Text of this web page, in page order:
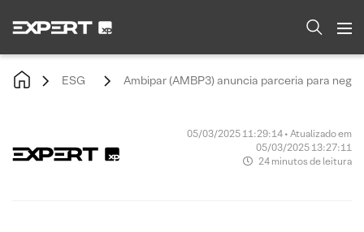
ESG Ambipar (AMBP3) anuncia parceria para
05/03/2025 11:29:14 • Atualizado em
05/03/2025 13:27:11
24 minutos de leitura